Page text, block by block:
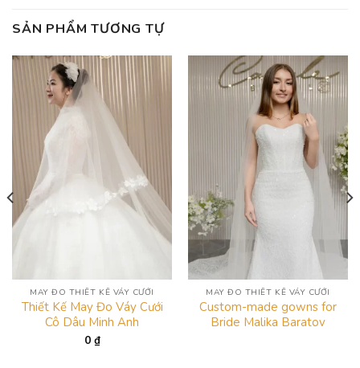
SẢN PHẨM TƯƠNG TỰ
MAY ĐO THIẾT KẾ VÁY CƯỚI
Thiết Kế May Đo Váy Cưới
Cô Dâu Minh Anh
0 ₫
MAY ĐO THIẾT KẾ VÁY CƯỚI
Custom-made gowns for
Bride Malika Baratov